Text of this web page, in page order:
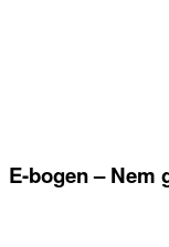
E-bogen – Nem